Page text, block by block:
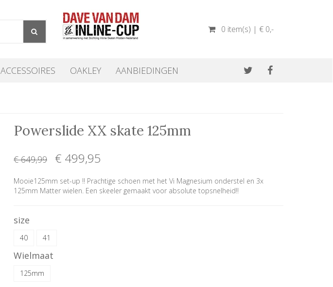
0 item(s) | € 0,-
ACCESSOIRES OAKLEY AANBIEDINGEN
Powerslide XX skate 125mm
€ 649,99 € 499,95
Mooie125mm set-up !! Prachtige schoen met het Vi Magnesium onderstel en 3x
125mm Matter wielen. Een skeeler gemaakt voor absolute topsnelheid!!
size
40 41
Wielmaat
125mm